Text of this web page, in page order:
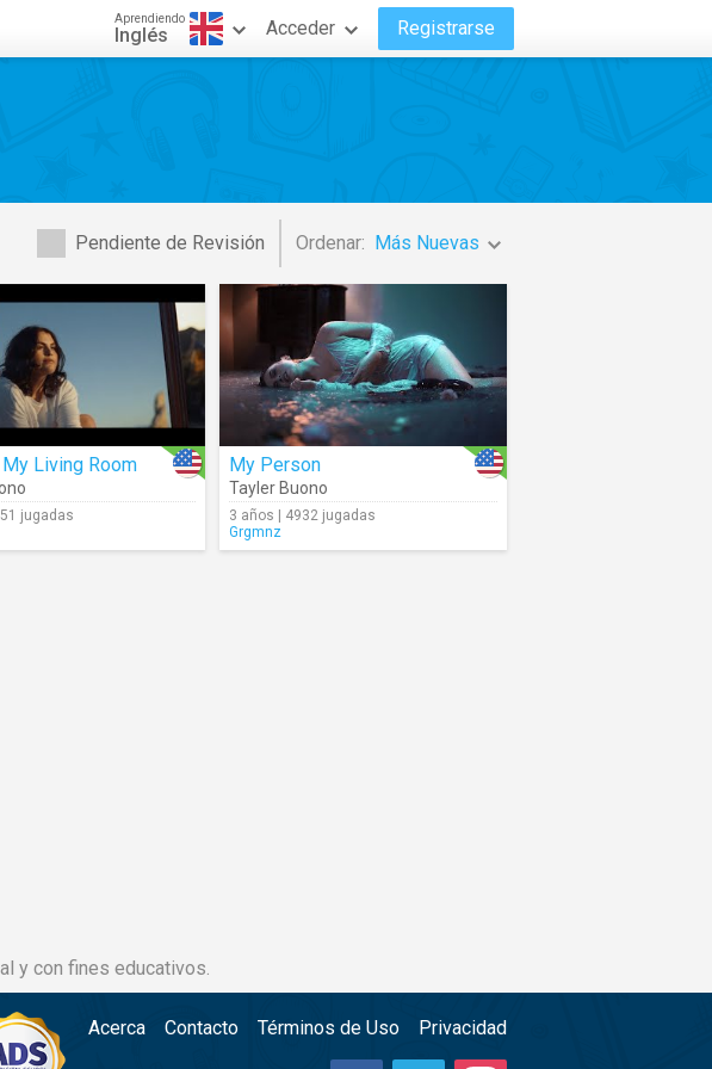
Aprendiendo
Inglés Acceder Registrarse
Pendiente de Revisión Ordenar: Más Nuevas
Living Room
jugadas
My Person
Tayler Buono
3 años | 4932 jugadas
Grgmnz
y con fines educativos.
Acerca Contacto Términos de Uso Privacidad